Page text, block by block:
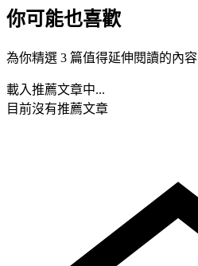
你可能也喜歡
為你精選 3 篇值得延伸閱讀的內容
載入推薦文章中...
目前沒有推薦文章